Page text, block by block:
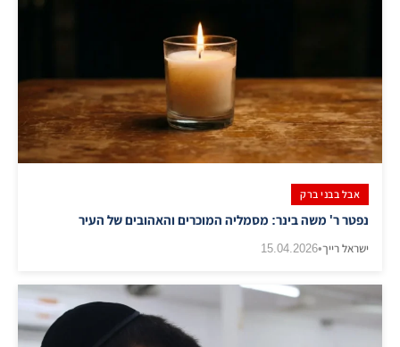
אבל בבני ברק
נפטר ר' משה בינר: מסמליה המוכרים והאהובים של העיר
ישראל רייך•
15.04.2026